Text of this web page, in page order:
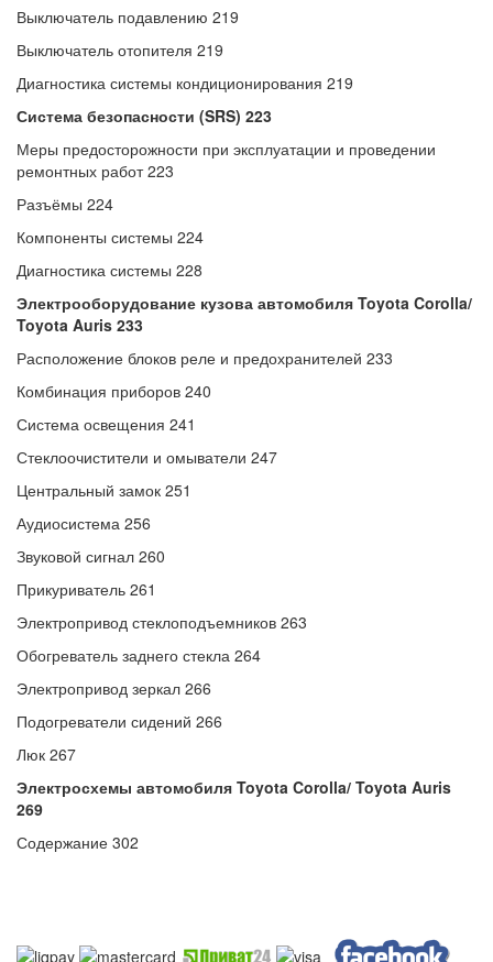
Выключатель подавлению 219
Выключатель отопителя 219
Диагностика системы кондиционирования 219
Система безопасности (SRS) 223
Меры предосторожности при эксплуатации и проведении
ремонтных работ 223
Разъёмы 224
Компоненты системы 224
Диагностика системы 228
Электрооборудование кузова автомобиля Toyota Corolla/
Toyota Auris 233
Расположение блоков реле и предохранителей 233
Комбинация приборов 240
Система освещения 241
Стеклоочистители и омыватели 247
Центральный замок 251
Аудиосистема 256
Звуковой сигнал 260
Прикуриватель 261
Электропривод стеклоподъемников 263
Обогреватель заднего стекла 264
Электропривод зеркал 266
Подогреватели сидений 266
Люк 267
Электросхемы автомобиля Toyota Corolla/ Toyota Auris
269
Содержание 302